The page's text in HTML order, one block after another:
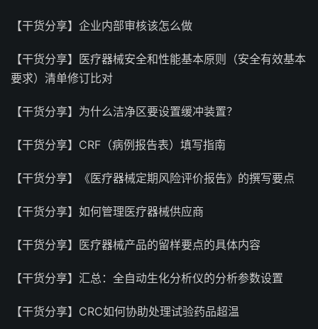
【干货分享】企业内部审核该怎么做
【干货分享】医疗器械安全和性能基本原则（安全有效基本
要求）清单修订比对
【干货分享】为什么洁净区要设置缓冲装置？
【干货分享】CRF（病例报告表）填写指南
【干货分享】《医疗器械定期风险评价报告》的撰写要点
【干货分享】如何管理医疗器械供应商
【干货分享】医疗器械产品的留样要点的具体内容
【干货分享】汇总：全自动生化分析仪的分析参数设置
【干货分享】CRC如何协助处理试验药品超温